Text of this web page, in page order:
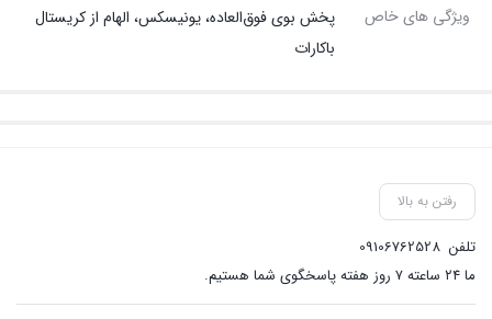
ویژگی های خاص
پخش بوی فوق‌العاده، یونیسکس، الهام از کریستال
باکارات
رفتن به بالا
تلفن 09106762528
ما ۲۴ ساعته ۷ روز هفته پاسخگوی شما هستیم.